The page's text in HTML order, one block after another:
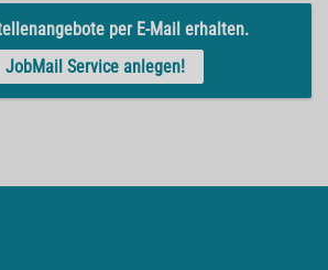
per E-Mail erhalten.
JobMail Service anlegen!